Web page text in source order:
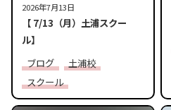
2026年7月13日
【 7/13（月）土浦スクー
ル】
ブログ
土浦校
スクール